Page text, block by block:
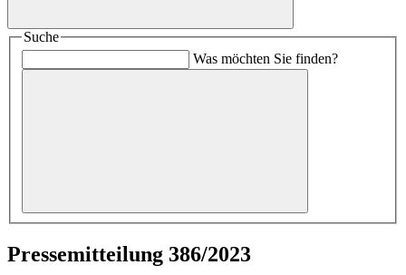
Suche
Was möchten Sie finden?
Pressemitteilung 386/2023